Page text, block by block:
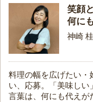
笑顔
何に
神崎
料理の幅を広げたい・
い、応募。「美味しい
言葉は、何にも代えが